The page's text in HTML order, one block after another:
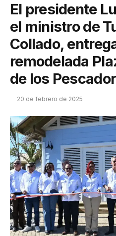
El presidente
el ministro de
Collado,
remodelada
de los
20 de febrero de 2025